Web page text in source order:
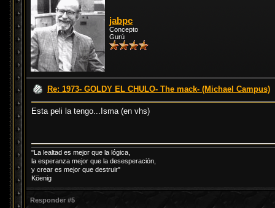
jabpc
Concepto
Gurú
Re: 1973- GOLDY EL CHULO- The mack- (Michael Campus)
Esta peli la tengo...Isma (en vhs)
"La lealtad es mejor que la lógica,
la esperanza mejor que la desesperación,
y crear es mejor que destruir"
Köenig
Responder #5